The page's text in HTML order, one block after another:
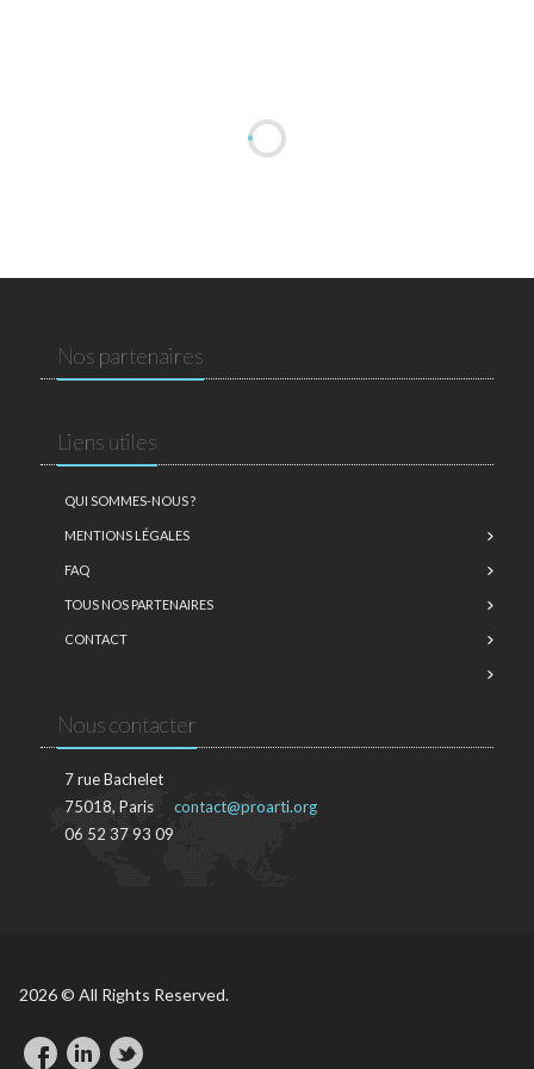
Nos partenaires
Liens utiles
QUI SOMMES-NOUS ?
MENTIONS LÉGALES
FAQ
TOUS NOS PARTENAIRES
CONTACT
Nous contacter
7 rue Bachelet
75018, Paris
06 52 37 93 09
contact@proarti.org
2026 © All Rights Reserved.